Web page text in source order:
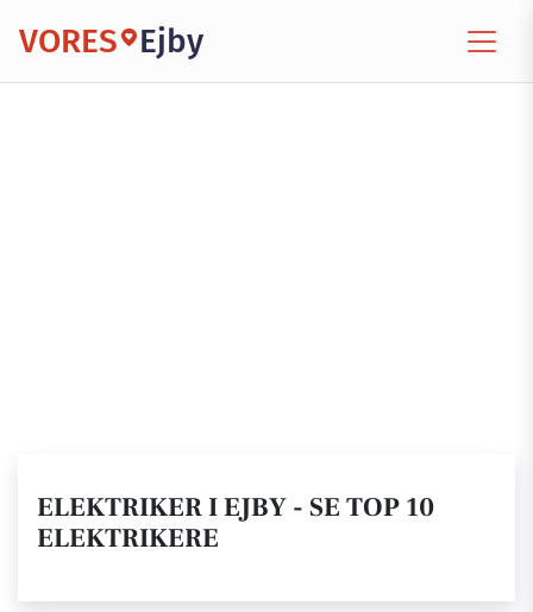
VORES Ejby
ELEKTRIKER I EJBY - SE TOP 10
ELEKTRIKERE